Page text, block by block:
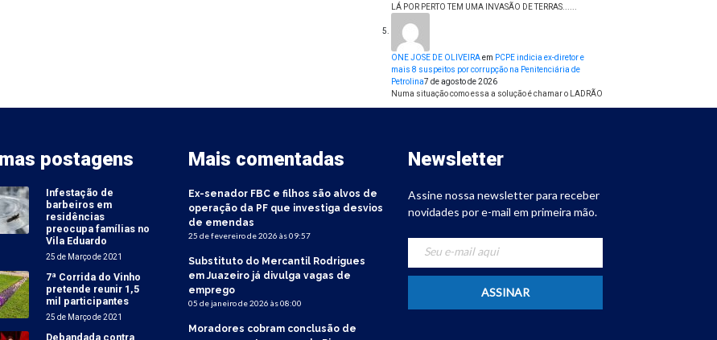
LÁ POR PERTO TEM UMA INVASÃO DE TERRAS......
ONE JOSE DE OLIVEIRAem PCPE indicia ex-diretor e
mais 8 suspeitos por corrupção na Penitenciária de
Petrolina7 de agosto de 2026
Numa situação como essa a solução é chamar o LADRÃO
postagens
Infestação de
barbeiros em
residências
preocupa famílias no
Vila Eduardo
25 de Março de 2021
7ª Corrida do Vinho
pretende reunir 1,5
mil participantes
25 de Março de 2021
Debandada contra
Mais comentadas
Ex-senador FBC e filhos são alvos de
operação da PF que investiga desvios
de emendas
25 de fevereiro de 2026 às 09:57
Substituto do Mercantil Rodrigues
em Juazeiro já divulga vagas de
emprego
05 de janeiro de 2026 às 08:00
Moradores cobram conclusão de
Newsletter
Assine nossa newsletter para receber
novidades por e-mail em primeira mão.